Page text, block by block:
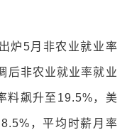
炉5月非农业就业率
后非农业就业率就业
料飙升至19.5%，美
，平均时薪月率